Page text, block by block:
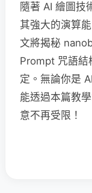
隨著 AI 繪圖技
其強大的演算
文將揭秘
Prompt 咒語結
定。無論你是
能透過本篇教
意不再受限！